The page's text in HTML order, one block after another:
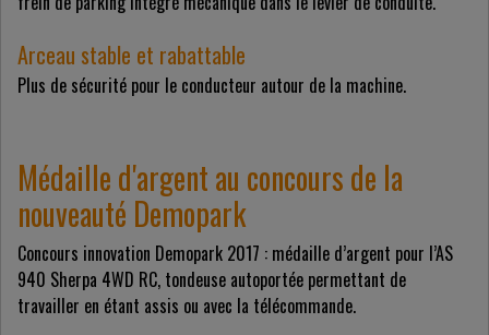
Arceau stable et rabattable
Plus de sécurité pour le conducteur autour de la machine.
Médaille d'argent au concours de la
nouveauté Demopark
Concours innovation Demopark 2017 : médaille d’argent pour l’AS
940 Sherpa 4WD RC, tondeuse autoportée permettant de
travailler en étant assis ou avec la télécommande.